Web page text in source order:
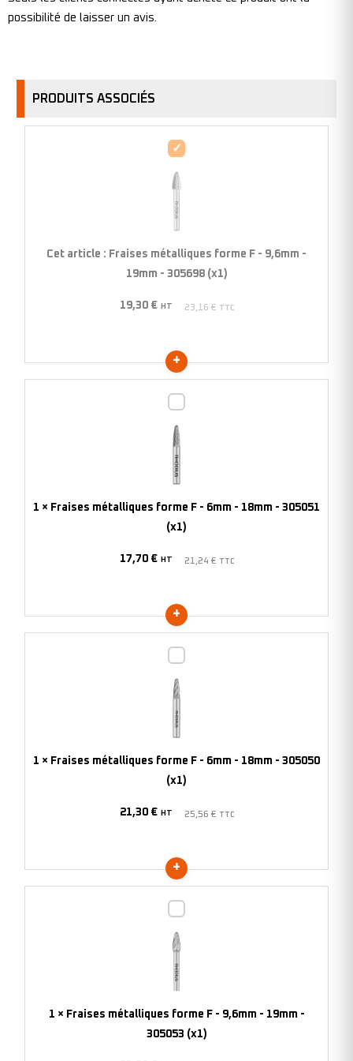
possibilité de laisser un avis.
PRODUITS ASSOCIÉS
Fraises
forme
-
Cet article : Fraises métalliques forme F - 9,6mm -
19mm - 305698 (x1)
19,30 € HT 23,16 € TTC
forme
-
-
1 × Fraises métalliques forme F - 6mm - 18mm - 305051
(x1)
17,70 € HT 21,24 € TTC
forme
-
-
1 × Fraises métalliques forme F - 6mm - 18mm - 305050
(x1)
21,30 € HT 25,56 € TTC
forme
1 × Fraises métalliques forme F - 9,6mm - 19mm -
305053 (x1)